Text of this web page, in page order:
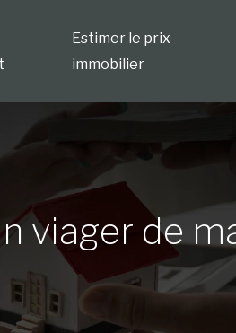
Estimer le prix
immobilier
viager de